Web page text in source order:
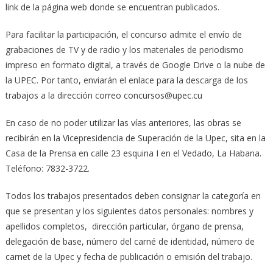
link de la página web donde se encuentran publicados.
Para facilitar la participación, el concurso admite el envío de
grabaciones de TV y de radio y los materiales de periodismo
impreso en formato digital, a través de Google Drive o la nube de
la UPEC. Por tanto, enviarán el enlace para la descarga de los
trabajos a la dirección correo concursos@upec.cu
En caso de no poder utilizar las vías anteriores, las obras se
recibirán en la Vicepresidencia de Superación de la Upec, sita en la
Casa de la Prensa en calle 23 esquina I en el Vedado, La Habana.
Teléfono: 7832-3722.
Todos los trabajos presentados deben consignar la categoría en
que se presentan y los siguientes datos personales: nombres y
apellidos completos, dirección particular, órgano de prensa,
delegación de base, número del carné de identidad, número de
carnet de la Upec y fecha de publicación o emisión del trabajo.